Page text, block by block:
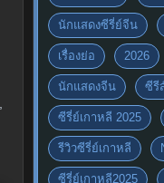
นักแสดงซีรี่ย์จีน
เรื่องย่อ 2026
นักแสดงจีน ซีรี
ซีรี่ย์เกาหลี 2025
รีวิวซีรี่ย์เกาหลี
ซีรี่ย์เกาหลี2025